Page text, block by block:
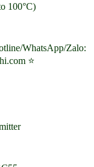
100°C)
WhatsApp/Zalo:
⭐